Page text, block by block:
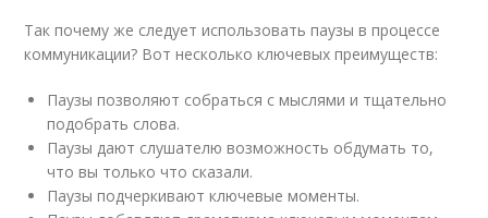
Так почему же следует использовать паузы в процессе
коммуникации? Вот несколько ключевых преимуществ:
Паузы позволяют собраться с мыслями и тщательно
подобрать слова.
Паузы дают слушателю возможность обдумать то,
что вы только что сказали.
Паузы подчеркивают ключевые моменты.